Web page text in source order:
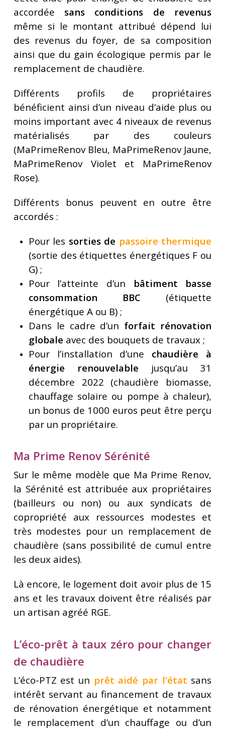
accordée sans conditions de revenus
même si le montant attribué dépend lui
des revenus du foyer, de sa composition
ainsi que du gain écologique permis par le
remplacement de chaudière.
Différents profils de propriétaires
bénéficient ainsi d’un niveau d’aide plus ou
moins important avec 4 niveaux de revenus
matérialisés par des couleurs
(MaPrimeRenov Bleu, MaPrimeRenov Jaune,
MaPrimeRenov Violet et MaPrimeRenov
Rose).
Différents bonus peuvent en outre être
accordés :
Pour les sorties de passoire thermique
(sortie des étiquettes énergétiques F ou
G) ;
Pour l’atteinte d’un bâtiment basse
consommation BBC (étiquette
énergétique A ou B) ;
Dans le cadre d’un forfait rénovation
globale avec des bouquets de travaux ;
Pour l’installation d’une chaudière à
énergie renouvelable jusqu’au 31
décembre 2022 (chaudière biomasse,
chauffage solaire ou pompe à chaleur),
un bonus de 1000 euros peut être perçu
par un propriétaire.
Ma Prime Renov Sérénité
Sur le même modèle que Ma Prime Renov,
la Sérénité est attribuée aux propriétaires
(bailleurs ou non) ou aux syndicats de
copropriété aux ressources modestes et
très modestes pour un remplacement de
chaudière (sans possibilité de cumul entre
les deux aides).
Là encore, le logement doit avoir plus de 15
ans et les travaux doivent être réalisés par
un artisan agréé RGE.
L’éco-prêt à taux zéro pour changer
de chaudière
L’éco-PTZ est un prêt aidé par l’état sans
intérêt servant au financement de travaux
de rénovation énergétique et notamment
le remplacement d’un chauffage ou d’un